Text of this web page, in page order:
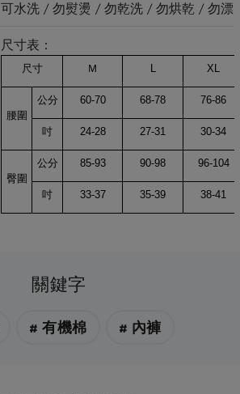
可水洗 / 勿熨燙 / 勿乾洗 / 勿烘乾 / 勿漂
尺寸表：
尺寸 Ｍ L XL
腰圍
公分 60-70 68-78 76-86
吋 24-28 27-31 30-34
臀圍
公分 85-93 90-98 96-104
吋 33-37 35-39 38-41
關鍵字
# 有機棉 # 內褲